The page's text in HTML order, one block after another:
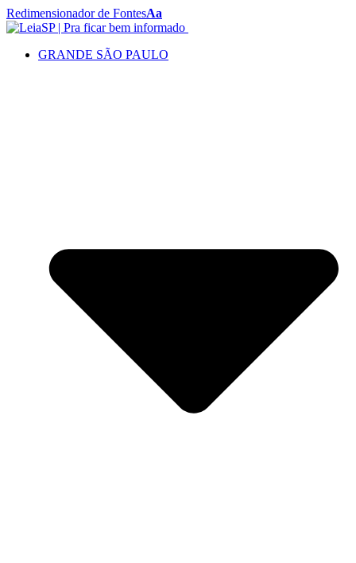
Redimensionador de FontesAa
GRANDE SÃO PAULO